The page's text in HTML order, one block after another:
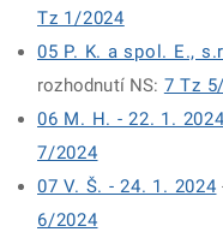
Tz 1/2024
05 P. K. a spol. E.,
rozhodnutí NS: 7 Tz
06 M. H. - 22. 1. 2024
7/2024
07 V. Š. - 24. 1. 2024
6/2024